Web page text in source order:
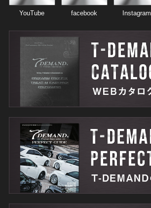
YouTube facebook Instagram